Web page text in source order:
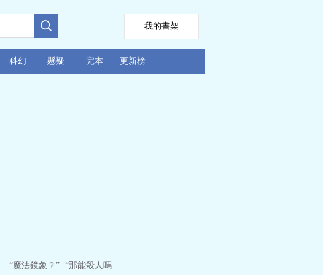
我的書架
科幻 懸疑 完本 更新榜
“魔法鏡象？” -“那能殺人嗎